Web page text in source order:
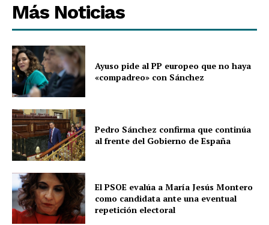
Más Noticias
Ayuso pide al PP europeo que no haya
«compadreo» con Sánchez
Pedro Sánchez confirma que continúa
al frente del Gobierno de España
El PSOE evalúa a María Jesús Montero
como candidata ante una eventual
repetición electoral